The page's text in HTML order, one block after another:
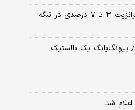
رویترز: ایران و عمان برای تعیین تعرفه ترانزیت ۳ تا ۷ درصدی در تنگه
یک بالستیک
شد